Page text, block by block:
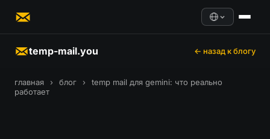
temp-mail.you ← назад к блогу
главная › блог ›
temp mail для gemini: что реально
работает